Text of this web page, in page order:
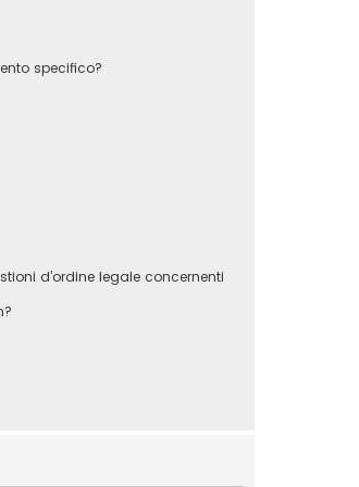
specifico?
d’ordine legale concernenti